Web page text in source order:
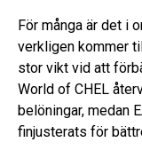
För många är det i
verkligen kommer
stor vikt vid att
World of CHEL
belöningar, medan
finjusterats för